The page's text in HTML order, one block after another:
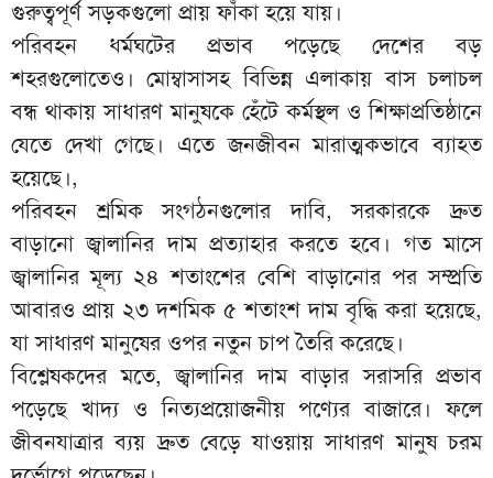
গুরুত্বপূর্ণ সড়কগুলো প্রায় ফাঁকা হয়ে যায়।
পরিবহন ধর্মঘটের প্রভাব পড়েছে দেশের বড়
শহরগুলোতেও। মোম্বাসাসহ বিভিন্ন এলাকায় বাস চলাচল
বন্ধ থাকায় সাধারণ মানুষকে হেঁটে কর্মস্থল ও শিক্ষাপ্রতিষ্ঠানে
যেতে দেখা গেছে। এতে জনজীবন মারাত্মকভাবে ব্যাহত
হয়েছে।,
পরিবহন শ্রমিক সংগঠনগুলোর দাবি, সরকারকে দ্রুত
বাড়ানো জ্বালানির দাম প্রত্যাহার করতে হবে। গত মাসে
জ্বালানির মূল্য ২৪ শতাংশের বেশি বাড়ানোর পর সম্প্রতি
আবারও প্রায় ২৩ দশমিক ৫ শতাংশ দাম বৃদ্ধি করা হয়েছে,
যা সাধারণ মানুষের ওপর নতুন চাপ তৈরি করেছে।
বিশ্লেষকদের মতে, জ্বালানির দাম বাড়ার সরাসরি প্রভাব
পড়েছে খাদ্য ও নিত্যপ্রয়োজনীয় পণ্যের বাজারে। ফলে
জীবনযাত্রার ব্যয় দ্রুত বেড়ে যাওয়ায় সাধারণ মানুষ চরম